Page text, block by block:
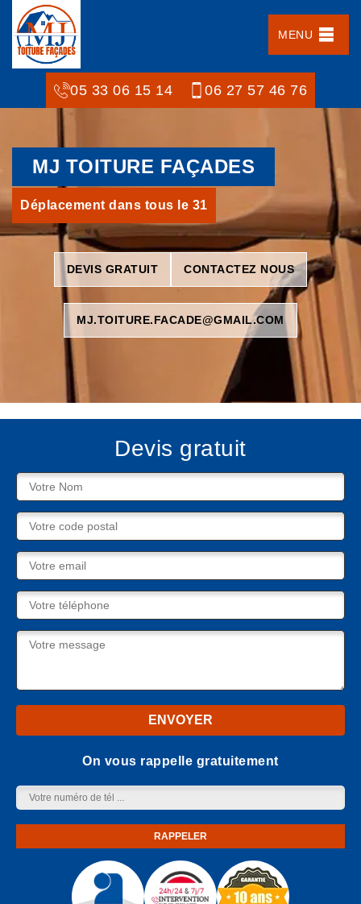
MENU
05 33 06 15 14 06 27 57 46 76
MJ TOITURE FAÇADES
Déplacement dans tous le 31
DEVIS GRATUIT CONTACTEZ NOUS
MJ.TOITURE.FACADE@GMAIL.COM
Devis gratuit
On vous rappelle gratuitement